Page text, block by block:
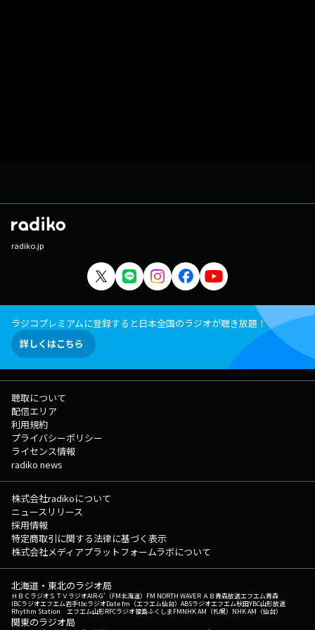
radiko.jp
ラジコプレミアムに登録すると日本全国のラジオが聴き放題！
詳しくはこちら
聴取について
配信エリア
利用規約
プライバシーポリシー
ライセンス情報
radiko news
株式会社radikoについて
ニュースリリース
採用情報
特定商取引に関する法律に基づく表示
株式会社メディアプラットフォームラボについて
北海道・東北のラジオ局
ＨＢＣラジオＳＴＶラジオAIR-G'（FM北海道） FM NORTH WAVEＲＡＢ青森放送エフエム青森
IBCラジオエフエム岩手tbcラジオDate fm（エフエム仙台） ABSラジオエフエム秋田YBC山形放送
Rhythm Station エフエム山形RFCラジオ福島ふくしまFMNHK AM（札幌） NHK AM（仙台）
関東のラジオ局